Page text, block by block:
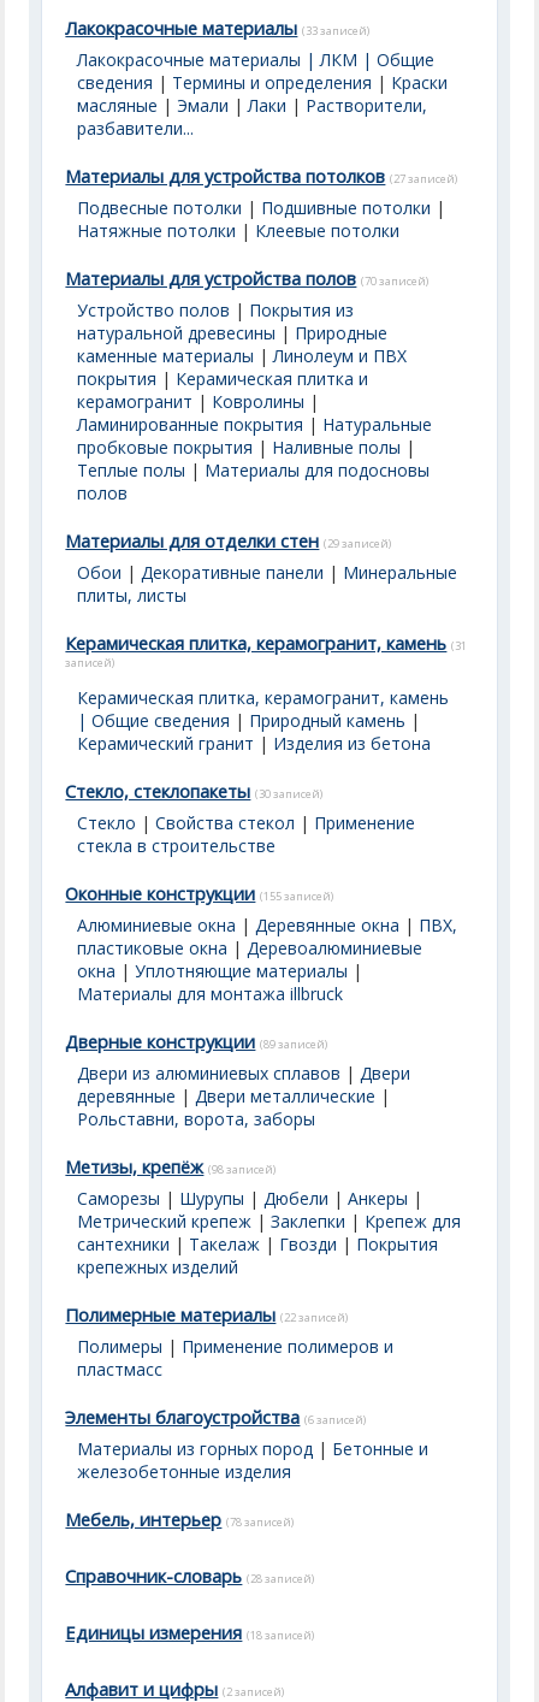
Лакокрасочные материалы (33 записей)
Лакокрасочные материалы | ЛКМ | Общие
сведения | Термины и определения | Краски
масляные |Эмали |Лаки | Растворители,
разбавители...
Материалы для устройства потолков (27 записей)
Подвесные потолки | Подшивные потолки |
Натяжные потолки | Клеевые потолки
Материалы для устройства полов (70 записей)
Устройство полов | Покрытия из
натуральной древесины | Природные
каменные материалы |Линолеум и ПВХ
покрытия | Керамическая плитка и
керамогранит | Ковролины |
Ламинированные покрытия | Натуральные
пробковые покрытия | Наливные полы |
Теплые полы | Материалы для подосновы
полов
Материалы для отделки стен (29 записей)
Обои |Декоративные панели | Минеральные
плиты, листы
Керамическая плитка, керамогранит, камень (31
записей)
Керамическая плитка, керамогранит, камень
| Общие сведения | Природный камень |
Керамический гранит | Изделия из бетона
Стекло, стеклопакеты (30 записей)
Стекло |Свойства стекол | Применение
стекла в строительстве
Оконные конструкции (155 записей)
Алюминиевые окна |Деревянные окна | ПВХ,
пластиковые окна |Деревоалюминиевые
окна |Уплотняющие материалы |
Материалы для монтажа illbruck
Дверные конструкции (89 записей)
Двери из алюминиевых сплавов |Двери
деревянные |Двери металлические |
Рольставни, ворота, заборы
Метизы, крепёж (98 записей)
Саморезы | Шурупы |Дюбели |Анкеры |
Метрический крепеж |Заклепки | Крепеж для
сантехники | Такелаж | Гвозди | Покрытия
крепежных изделий
Полимерные материалы (22 записей)
Полимеры | Применение полимеров и
пластмасс
Элементы благоустройства (6 записей)
Материалы из горных пород | Бетонные и
железобетонные изделия
Мебель, интерьер (78 записей)
Справочник-словарь (28 записей)
Единицы измерения (18 записей)
Алфавит и цифры (2 записей)